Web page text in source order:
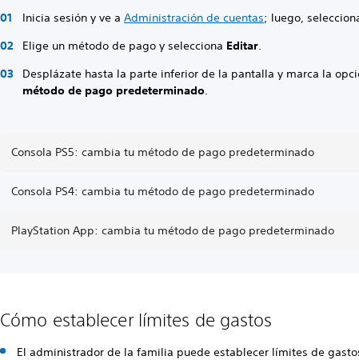
Inicia sesión y ve aAdministración de cuentas; luego,
Elige un método de pago y selecciona Editar.
Desplázate hasta la parte inferior de la pantalla y marca la
método de pago predeterminado.
Consola PS5: cambia tu método de pago predeterminado
Consola PS4: cambia tu método de pago predeterminado
PlayStation App: cambia tu método de pago predeterminado
Cómo establecer límites de gastos
El administrador de la familia puede establecer límites de